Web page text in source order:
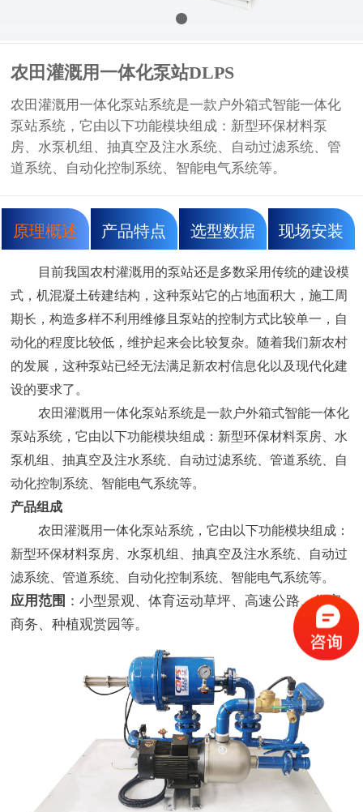
农田灌溉用一体化泵站DLPS
农田灌溉用一体化泵站系统是一款户外箱式智能一体化
泵站系统，它由以下功能模块组成：新型环保材料泵
房、水泵机组、抽真空及注水系统、自动过滤系统、管
道系统、自动化控制系统、智能电气系统等。
原理概述 产品特点 选型数据 现场安装
目前我国农村灌溉用的泵站还是多数采用传统的建设模
式，机混凝土砖建结构，这种泵站它的占地面积大，施工周
期长，构造多样不利用维修且泵站的控制方式比较单一，自
动化的程度比较低，维护起来会比较复杂。随着我们新农村
的发展，这种泵站已经无法满足新农村信息化以及现代化建
设的要求了。
农田灌溉用一体化泵站系统是一款户外箱式智能一体化
泵站系统，它由以下功能模块组成：新型环保材料泵房、水
泵机组、抽真空及注水系统、自动过滤系统、管道系统、自
动化控制系统、智能电气系统等。
产品组成
农田灌溉用一体化泵站系统，它由以下功能模块组成：
新型环保材料泵房、水泵机组、抽真空及注水系统、自动过
滤系统、管道系统、自动化控制系统、智能电气系统等。
应用范围 ：小型景观、体育运动草坪、高速公路、住宅
商务、种植观赏园等。